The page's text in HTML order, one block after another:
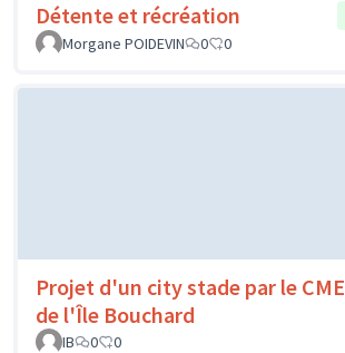
Détente et récréation
Morgane POIDEVIN
0 0
Projet d'un city stade par le CME
de l'Île Bouchard
IB
0 0